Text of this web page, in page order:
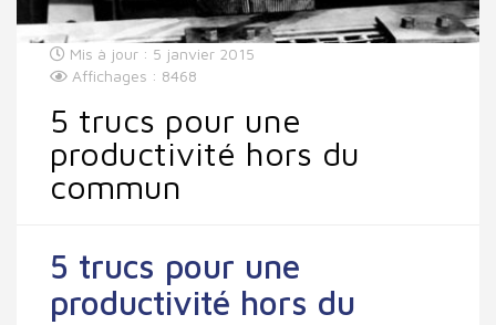
Mis à jour : 5 janvier 2015
Affichages : 8468
5 trucs pour une
productivité hors du
commun
5 trucs pour une
productivité hors du